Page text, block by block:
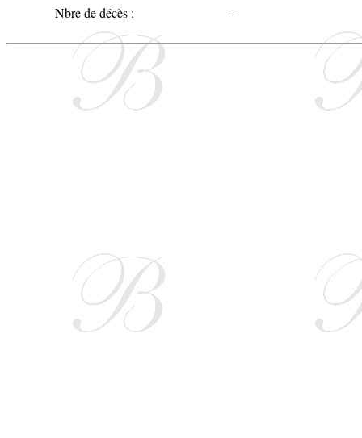
Nbre de décès : -